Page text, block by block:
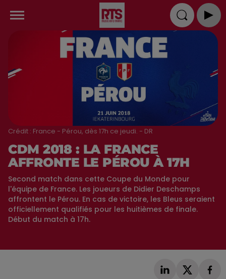
Crédit : France - Pérou, dès 17h ce jeudi. - DR
CDM 2018 : LA FRANCE
AFFRONTE LE PÉROU À 17H
Second match dans cette Coupe du Monde pour
l'équipe de France. Les joueurs de Didier Deschamps
affrontent le Pérou. En cas de victoire, les Bleus seraient
officiellement qualifiés pour les huitièmes de finale.
Début du match à 17h.